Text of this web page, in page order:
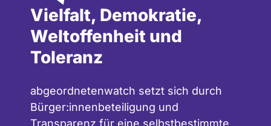
Vielfalt, Demokratie,
Weltoffenheit und
Toleranz
abgeordnetenwatch setzt sich durch
Bürger:innenbeteiligung und
Transparenz für eine selbstbestimmte,